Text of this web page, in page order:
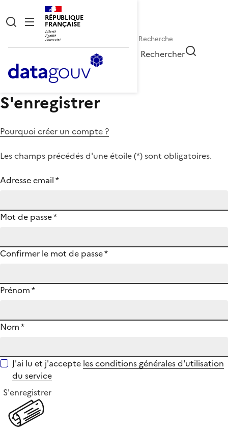
RÉPUBLIQUE
FRANÇAISE
Rechercher
S'enregistrer
Pourquoi créer un compte ?
Les champs précédés d'une étoile (*) sont obligatoires.
Adresse email*
Mot de passe*
Confirmer le mot de passe*
Prénom*
Nom*
J'ai lu et j'accepte les conditions générales d'utilisation
du service
S'enregistrer